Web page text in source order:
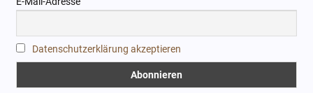
Datenschutzerklärung akzeptieren